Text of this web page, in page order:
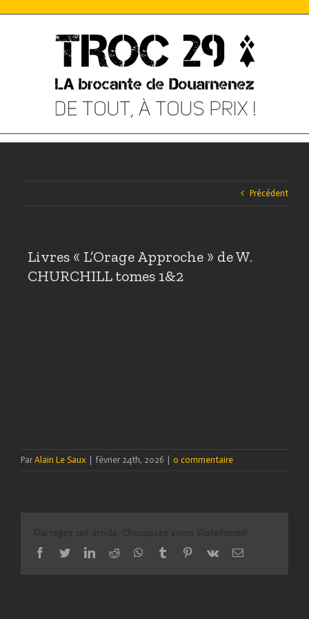
Précédent
Livres « L’Orage Approche » de W.
CHURCHILL tomes 1&2
Par Alain Le Saux | février 24th, 2026 | 0 commentaire
Partagez cet article, Choisissez votre Plateforme!
facebook
twitterlinkedinreddit whatsapptumblr pinterest
vk Email